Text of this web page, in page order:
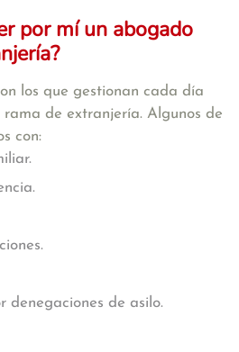
por mí un abogado
los que gestionan cada día
rama de extranjería. Algunos de
con:
denegaciones de asilo.